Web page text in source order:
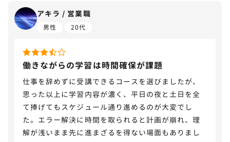
アキラ / 営業職
男性 20代
働きながらの学習は時間確保が課題
仕事を辞めずに受講できるコースを選びましたが、
思った以上に学習内容が濃く、平日の夜と土日を全
て捧げてもスケジュール通り進めるのが大変でし
た。エラー解決に時間を取られると計画が崩れ、理
解が浅いまま先に進まざるを得ない場面もありまし